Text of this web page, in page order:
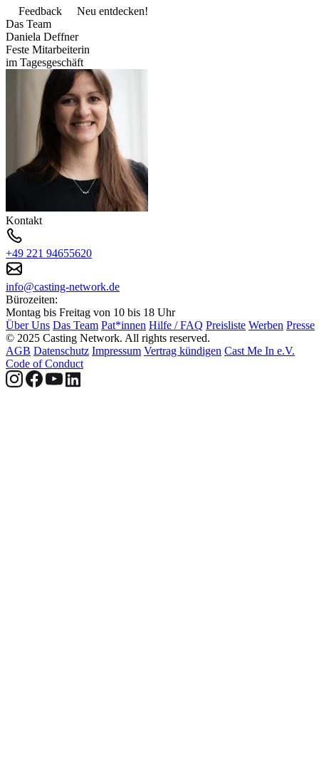
Feedback
Neu entdecken!
Das Team
Daniela Deffner
Feste Mitarbeiterin
im Tagesgeschäft
Kontakt
+49 221 94655620
info@casting-network.de
Bürozeiten:
Montag bis Freitag von 10 bis 18 Uhr
Über Uns Das Team Pat*innen Hilfe / FAQ Preisliste Werben Presse
© 2025 Casting Network. All rights reserved.
AGB Datenschutz Impressum Vertrag kündigen Cast Me In e.V.
Code of Conduct